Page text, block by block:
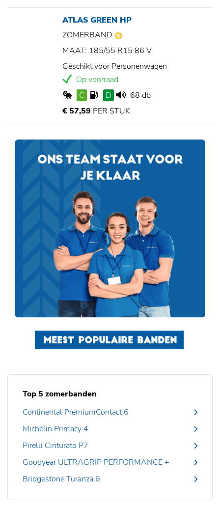
ATLAS GREEN HP
ZOMERBAND
MAAT: 185/55 R15 86 V
Geschikt voor Personenwagen
Op voorraad
C
D
68 db
€ 57,59 PER STUK
MEEST POPULAIRE BANDEN
Top 5 zomerbanden
Continental PremiumContact 6
Michelin Primacy 4
Pirelli Cinturato P7
Goodyear ULTRAGRIP PERFORMANCE +
Bridgestone Turanza 6